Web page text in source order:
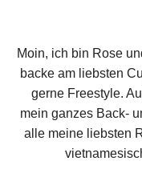
Moin, ich bin Rose
backe am liebsten
gerne Freestyle.
mein ganzes Back-
alle meine liebsten